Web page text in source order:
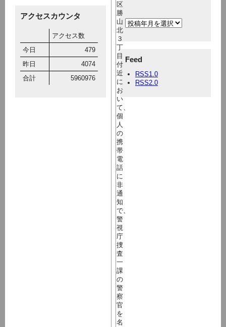
アクセスカウンタ
アクセス数
今日
479
昨日
4074
合計
5960976
Feed
RSS1.0
RSS2.0
区
勝
山
北
３
丁
目
付
近
に
お
い
て、
個
人
の
携
帯
電
話
に
非
通
知
で、
警
視
庁
捜
査
一
課
の
警
察
官
を
名